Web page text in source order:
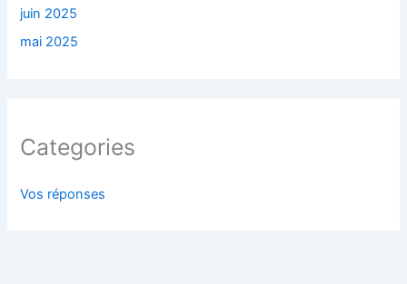
juin 2025
mai 2025
Categories
Vos réponses